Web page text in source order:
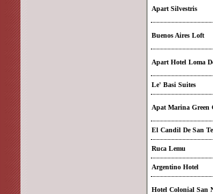
Apart Silvestris
Buenos Aires Loft
Apart Hotel Loma
Le' Basi Suites
Apat Marina Green
El Candil De San
Ruca Lemu
Argentino Hotel
Hotel Colonial San